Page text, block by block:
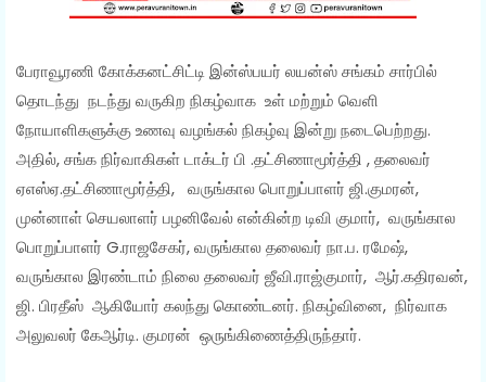
பேராவூரணி கோக்கனட்சிட்டி இன்ஸ்பயர் லயன்ஸ் சங்கம் சார்பில்
தொடந்து நடந்து வருகிற நிகழ்வாக உள் மற்றும் வெளி
நோயாளிகளுக்கு உணவு வழங்கல் நிகழ்வு இன்று நடைபெற்றது.
அதில், சங்க நிர்வாகிகள் டாக்டர் பி .தட்சிணாமூர்த்தி , தலைவர்
ஏஎஸ்ஏ.தட்சிணாமூர்த்தி, வருங்கால பொறுப்பாளர் ஜி.குமரன்,
முன்னாள் செயலாளர் பழனிவேல் என்கின்ற டிவி குமார், வருங்கால
பொறுப்பாளர் G.ராஜசேகர், வருங்கால தலைவர் நா.ப. ரமேஷ்,
வருங்கால இரண்டாம் நிலை தலைவர் ஜீவி.ராஜ்குமார், ஆர்.கதிரவன்,
ஜி. பிரதீஸ் ஆகியோர் கலந்து கொண்டனர். நிகழ்வினை, நிர்வாக
அலுவலர் கேஆர்டி. குமரன் ஒருங்கிணைத்திருந்தார்.